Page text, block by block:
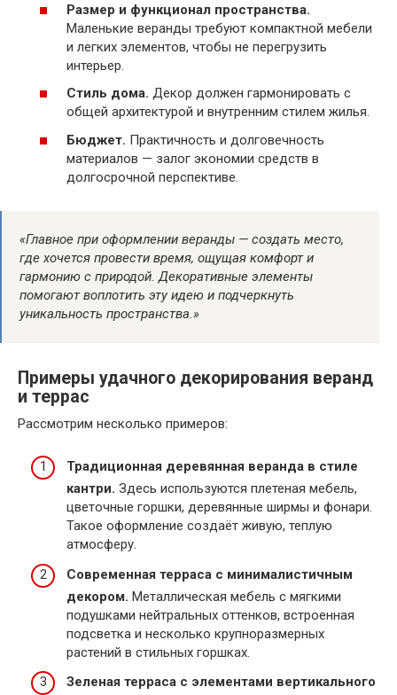
Размер и функционал пространства.
Маленькие веранды требуют компактной мебели
и легких элементов, чтобы не перегрузить
интерьер.
Стиль дома. Декор должен гармонировать с
общей архитектурой и внутренним стилем жилья.
Бюджет. Практичность и долговечность
материалов — залог экономии средств в
долгосрочной перспективе.
«Главное при оформлении веранды — создать место,
где хочется провести время, ощущая комфорт и
гармонию с природой. Декоративные элементы
помогают воплотить эту идею и подчеркнуть
уникальность пространства.»
Примеры удачного декорирования веранд
и террас
Рассмотрим несколько примеров:
Традиционная деревянная веранда в стиле
кантри. Здесь используются плетеная мебель,
цветочные горшки, деревянные ширмы и фонари.
Такое оформление создаёт живую, теплую
атмосферу.
Современная терраса с минималистичным
декором. Металлическая мебель с мягкими
подушками нейтральных оттенков, встроенная
подсветка и несколько крупноразмерных
растений в стильных горшках.
Зеленая терраса с элементами вертикального